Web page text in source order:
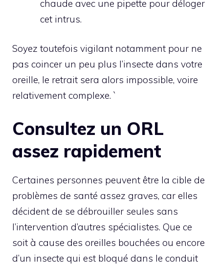
chaude avec une pipette pour déloger
cet intrus.
Soyez toutefois vigilant notamment pour ne
pas coincer un peu plus l’insecte dans votre
oreille, le retrait sera alors impossible, voire
relativement complexe. `
Consultez un ORL
assez rapidement
Certaines personnes peuvent être la cible de
problèmes de santé assez graves, car elles
décident de se débrouiller seules sans
l’intervention d’autres spécialistes. Que ce
soit à cause des oreilles bouchées ou encore
d’un insecte qui est bloqué dans le conduit